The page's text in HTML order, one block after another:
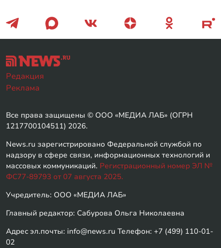
Редакция
Реклама
Все права защищены © ООО «МЕДИА ЛАБ» (ОГРН
1217700104511) 2026.
News.ru зарегистрировано Федеральной службой по
надзору в сфере связи, информационных технологий и
массовых коммуникаций. Регистрационный номер ЭЛ №
ФС77-89793 от 07 августа 2025.
Учредитель: ООО «МЕДИА ЛАБ»
Главный редактор: Сабурова Ольга Николаевна
Адрес эл.почты: info@news.ru Телефон: +7 (499) 110-01-
02